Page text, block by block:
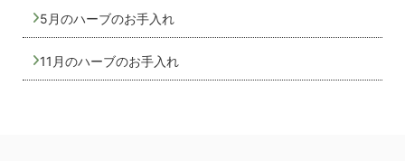
5月のハーブのお手入れ
11月のハーブのお手入れ